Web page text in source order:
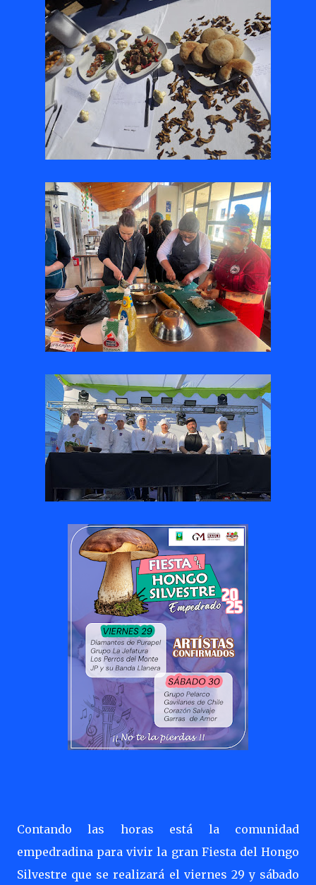
Contando las horas está la comunidad
empedradina para vivir la gran Fiesta del Hongo
Silvestre que se realizará el viernes 29 y sábado